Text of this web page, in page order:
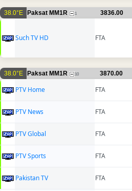
38.0°E Paksat MM1R 1 3836.00
Such TV HD FTA
38.0°E Paksat MM1R 10 3870.00
PTV Home FTA
PTV News FTA
PTV Global FTA
PTV Sports FTA
Pakistan TV FTA